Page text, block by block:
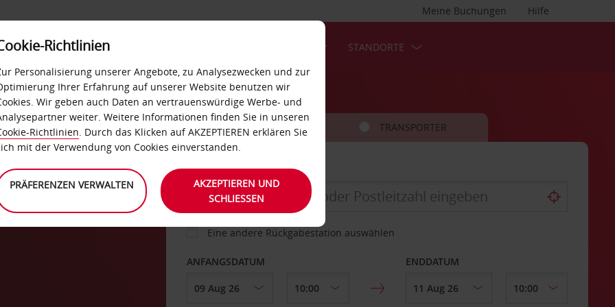
Hilfe
Meine Buchungen
SELF-SERVICES STANDORTE
FAHRZEUG TRANSPORTER
ABHOLEN VON
Eine andere Rückgabestation auswählen
ANFANGSDATUM ENDDATUM
Richtlinien
Personalisierung unserer Angebote, zu Analysezwecken und zur
Ihrer Erfahrung auf unserer Website benutzen wir
Wir geben auch Daten an vertrauenswürdige Werbe- und
weiter. Weitere Informationen finden Sie in unseren
Richtlinien. Durch das Klicken auf AKZEPTIEREN erklären Sie
mit der Verwendung von Cookies einverstanden.
PRÄFERENZEN VERWALTEN
AKZEPTIEREN UND
SCHLIESSEN